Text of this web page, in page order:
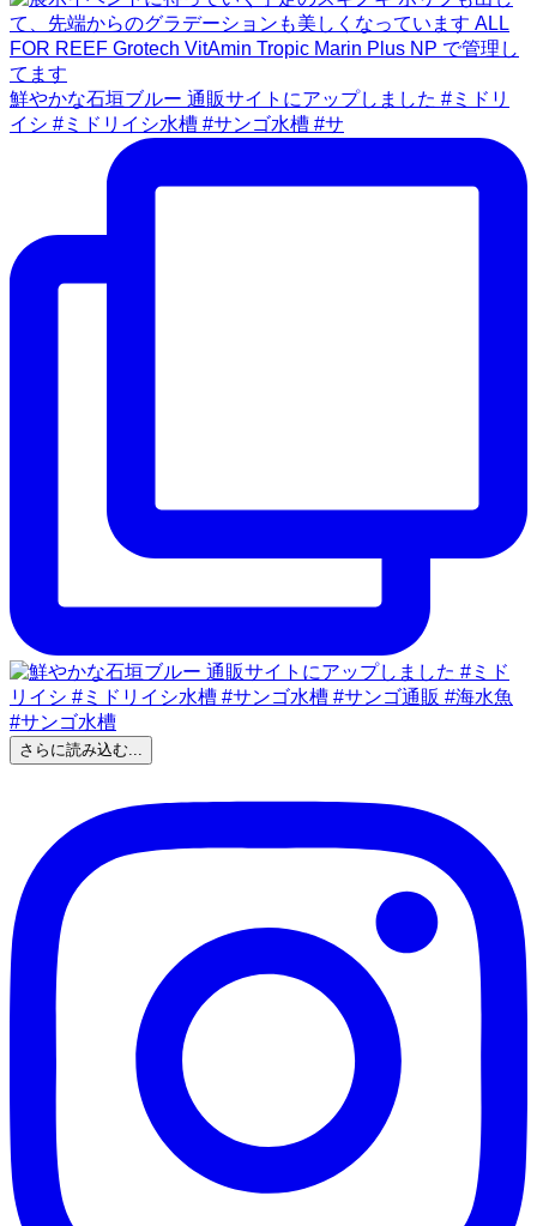
鮮やかな石垣ブルー 通販サイトにアップしました #ミドリ
イシ #ミドリイシ水槽 #サンゴ水槽 #サ
さらに読み込む...